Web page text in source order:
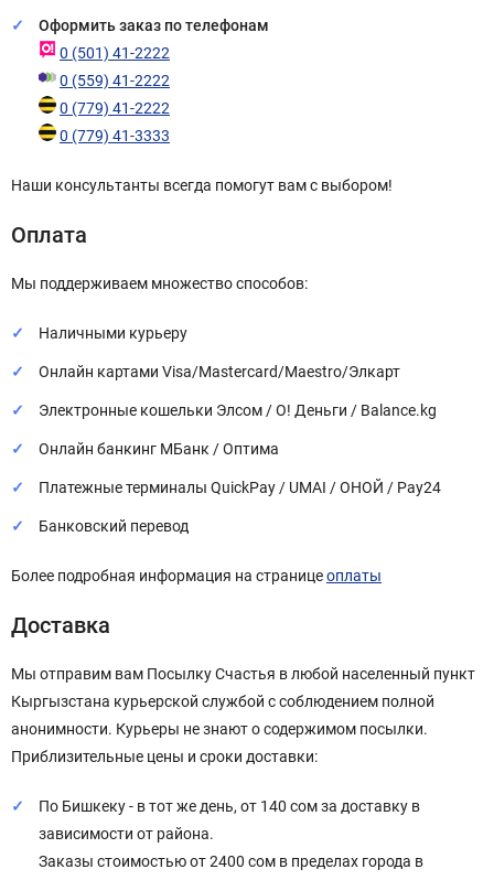
Оформить заказ по телефонам
0 (501) 41-2222
0 (559) 41-2222
0 (779) 41-2222
0 (779) 41-3333
Наши консультанты всегда помогут вам с выбором!
Оплата
Мы поддерживаем множество способов:
Наличными курьеру
Онлайн картами Visa/Mastercard/Maestro/Элкарт
Электронные кошельки Элсом / О! Деньги / Balance.kg
Онлайн банкинг МБанк / Оптима
Платежные терминалы QuickPay / UMAI / ОНОЙ / Pay24
Банковский перевод
Более подробная информация на страницеоплаты
Доставка
Мы отправим вам Посылку Счастья в любой населенный пункт
Кыргызстана курьерской службой с соблюдением полной
анонимности. Курьеры не знают о содержимом посылки.
Приблизительные цены и сроки доставки:
По Бишкеку - в тот же день, от 140 сом за доставку в
зависимости от района.
Заказы стоимостью от 2400 сом в пределах города в